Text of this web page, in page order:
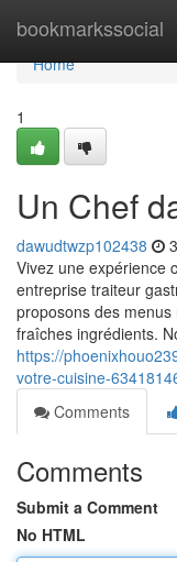
bookmarkssocial
Home
Home
1
Un Chef
dawudtwzp102438
Vivez une expérience
entreprise traiteur
proposons des
fraîches ingrédients.
https://
votre-cuisine-
Comments
Comments
Submit a Comment
No HTML